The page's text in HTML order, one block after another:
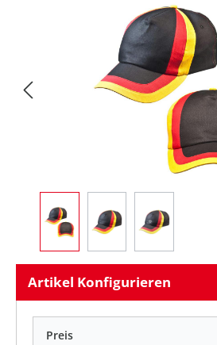
Bildergalerie überspringen
Artikel Konfigurieren
Preis